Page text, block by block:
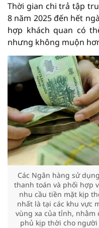
Thời gian chi trả tập
8 năm 2025 đến hết
hợp khách quan có
nhưng không muộn
Các Ngân hàng sử
thanh toán và phối hợp
nhu cầu tiền mặt kịp
nhất là tại các khu vực
vùng xa của tỉnh, nhằm
phủ kịp thời cho